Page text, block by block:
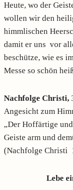
Heute, wo der
wollen wir den
himmlischen
damit er uns vor
beschütze, wie es
Messe so schön
Nachfolge Christi,
Angesicht zum
„Der Hoffärtige
Geiste arm und
(Nachfolge Christi
Lebe